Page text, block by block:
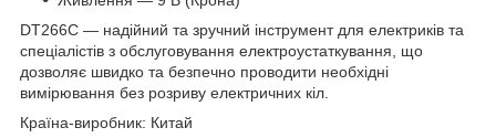
DT266C — надійний та зручний інструмент для електриків та
спеціалістів з обслуговування електроустаткування, що
дозволяє швидко та безпечно проводити необхідні
вимірювання без розриву електричних кіл.
Країна-виробник: Китай